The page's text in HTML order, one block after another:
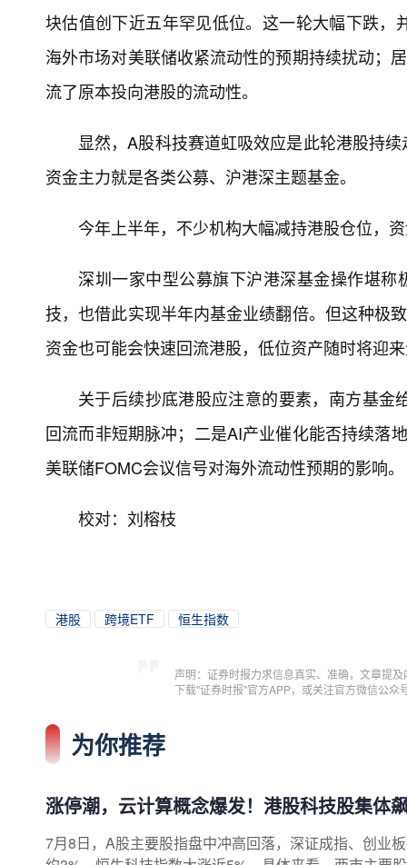
块估值创下近五年罕见低位。这一轮大幅下跌
海外市场对美联储收紧流动性的预期持续扰动；
流了原本投向港股的流动性。
显然，A股科技赛道虹吸效应是此轮港股持
资金主力就是各类公募、沪港深主题基金。
今年上半年，不少机构大幅减持港股仓位，
深圳一家中型公募旗下沪港深基金操作堪
技，也借此实现半年内基金业绩翻倍。但这种极
资金也可能会快速回流港股，低位资产随时将迎
关于后续抄底港股应注意的要素，南方基
回流而非短期脉冲；二是AI产业催化能否持续落
美联储FOMC会议信号对海外流动性预期的影响。
校对：刘榕枝
港股 跨境ETF 恒生指数
声明：证券时报力求信息真实、准确，文章提
下载"证券时报"官方APP，或关注官方微信公
为你推荐
涨停潮，云计算概念爆发！港股科技股集体
7月8日，A股主要股指盘中冲高回落，深证成指、创业